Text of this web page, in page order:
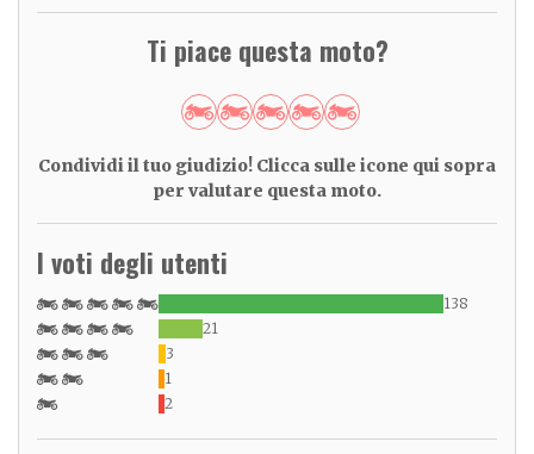
Ti piace questa moto?
Condividi il tuo giudizio! Clicca sulle icone qui sopra
per valutare questa moto.
I voti degli utenti
138
21
3
1
2